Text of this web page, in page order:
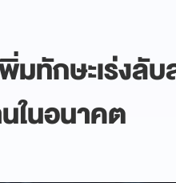
มทักษะเร่งลั
ในอนาคต